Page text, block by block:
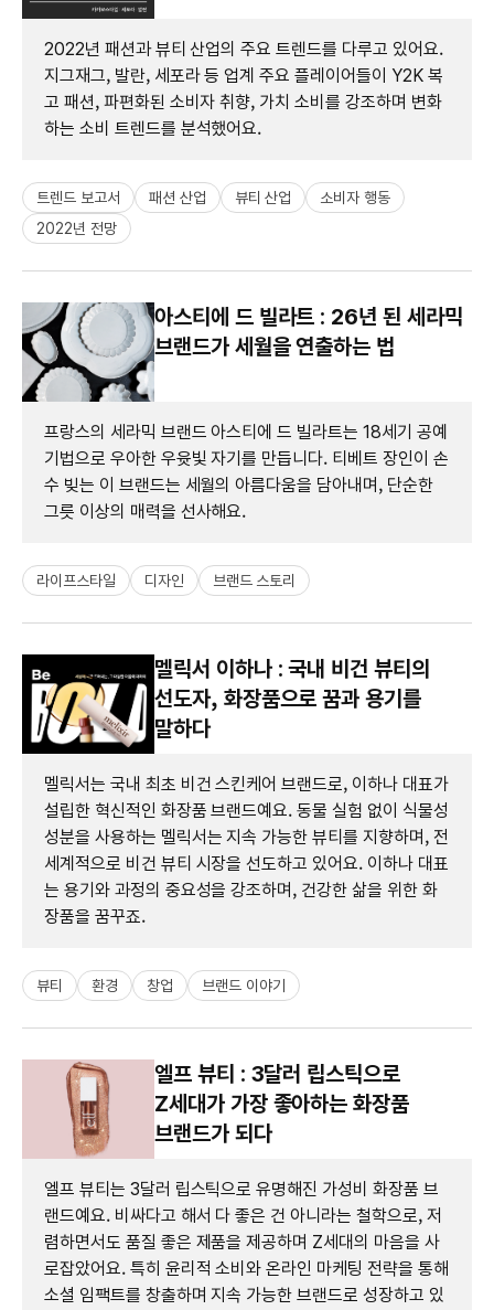
2022년 패션과 뷰티 산업의 주요 트렌드를 다루고 있어요.
지그재그, 발란, 세포라 등 업계 주요 플레이어들이 Y2K 복
고 패션, 파편화된 소비자 취향, 가치 소비를 강조하며 변화
하는 소비 트렌드를 분석했어요.
트렌드 보고서 패션 산업 뷰티 산업
소비자 행동
2022년 전망
아스티에 드 빌라트 : 26년 된 세라믹
브랜드가 세월을 연출하는 법
프랑스의 세라믹 브랜드 아스티에 드 빌라트는 18세기 공예
기법으로 우아한 우윳빛 자기를 만듭니다. 티베트 장인이 손
수 빚는 이 브랜드는 세월의 아름다움을 담아내며, 단순한
그릇 이상의 매력을 선사해요.
라이프스타일 디자인 브랜드 스토리
멜릭서 이하나 : 국내 비건 뷰티의
선도자, 화장품으로 꿈과 용기를
말하다
멜릭서는 국내 최초 비건 스킨케어 브랜드로, 이하나 대표가
설립한 혁신적인 화장품 브랜드예요. 동물 실험 없이 식물성
성분을 사용하는 멜릭서는 지속 가능한 뷰티를 지향하며, 전
세계적으로 비건 뷰티 시장을 선도하고 있어요. 이하나 대표
는 용기와 과정의 중요성을 강조하며, 건강한 삶을 위한 화
장품을 꿈꾸죠.
뷰티 환경 창업 브랜드 이야기
엘프 뷰티 : 3달러 립스틱으로
Z세대가 가장 좋아하는 화장품
브랜드가 되다
엘프 뷰티는 3달러 립스틱으로 유명해진 가성비 화장품 브
랜드예요. 비싸다고 해서 다 좋은 건 아니라는 철학으로, 저
렴하면서도 품질 좋은 제품을 제공하며 Z세대의 마음을 사
로잡았어요. 특히 윤리적 소비와 온라인 마케팅 전략을 통해
소셜 임팩트를 창출하며 지속 가능한 브랜드로 성장하고 있